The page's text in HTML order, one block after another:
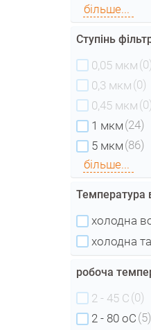
більше...
Ступінь
0,05 мкм (0)
0,3 мкм (0)
0,45 мкм (0)
1 мкм (24)
5 мкм (86)
більше...
Температура
холодна
холодна
робоча
2 - 45 С (0)
2 - 80 оС (5)